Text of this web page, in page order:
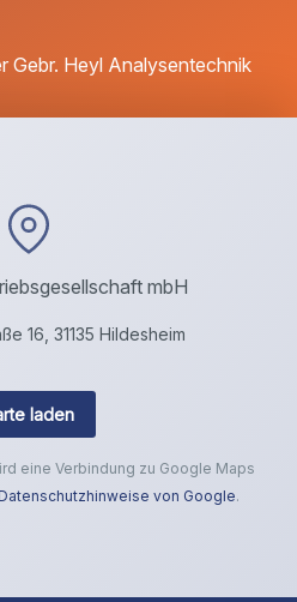
Gebr. Heyl Analysentechnik
mbH
16, 31135 Hildesheim
laden
eine Verbindung zu Google Maps
von Google.